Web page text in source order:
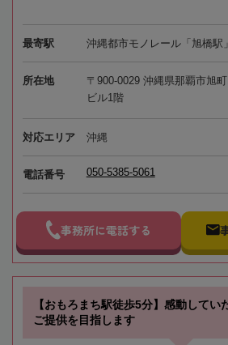
最寄駅 沖縄都市モノレール「旭橋駅
所在地
〒900-0029 沖縄県那覇市旭
ビル1階
対応エリア 沖縄
電話番号 050-5385-5061
事務所に電話する
【おもろまち駅徒歩5分】感動してい
ご提供を目指します